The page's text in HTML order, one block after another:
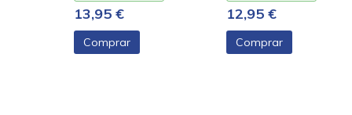
13,95 €
Comprar
12,95 €
Comprar